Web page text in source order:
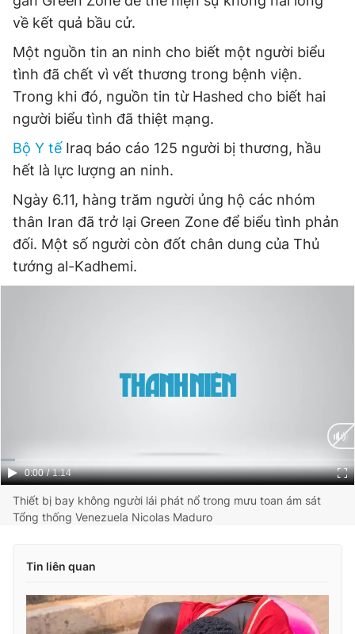
về kết quả bầu cử.
Một nguồn tin an ninh cho biết một người biểu
tình đã chết vì vết thương trong bệnh viện.
Trong khi đó, nguồn tin từ Hashed cho biết hai
người biểu tình đã thiệt mạng.
Bộ Y tế Iraq báo cáo 125 người bị thương, hầu
hết là lực lượng an ninh.
Ngày 6.11, hàng trăm người ủng hộ các nhóm
thân Iran đã trở lại Green Zone để biểu tình phản
đối. Một số người còn đốt chân dung của Thủ
tướng al-Kadhemi.
Current
Time
0:00 / Duration
1:14
Thiết bị bay không người lái phát nổ trong mưu toan ám sát
Tổng thống Venezuela Nicolas Maduro
Tin liên quan